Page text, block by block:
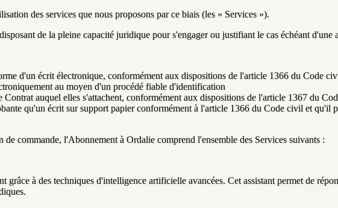
des services que nous proposons par ce biais (les « Services »).
de la pleine capacité juridique pour s'engager ou justifiant le cas échéant
d'un écrit électronique, conformément aux dispositions de l'article 1366 du Code
au moyen d'un procédé fiable d'identification
Contrat auquel elles s'attachent, conformément aux dispositions de l'article 1367 du
qu'un écrit sur support papier conformément à l'article 1366 du Code civil et qu'il
commande, l'Abonnement à Ordalie comprend l'ensemble des Services suivants :
grâce à des techniques d'intelligence artificielle avancées. Cet assistant permet de